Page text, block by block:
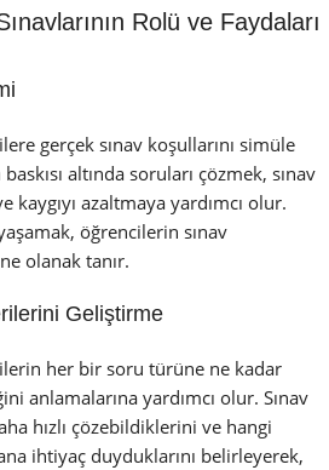
Rolü ve Faydaları
gerçek sınav koşullarını simüle
altında soruları çözmek, sınav
kaygıyı azaltmaya yardımcı olur.
öğrencilerin sınav
olanak tanır.
Geliştirme
her bir soru türüne ne kadar
anlamalarına yardımcı olur. Sınav
hızlı çözebildiklerini ve hangi
ihtiyaç duyduklarını belirleyerek,